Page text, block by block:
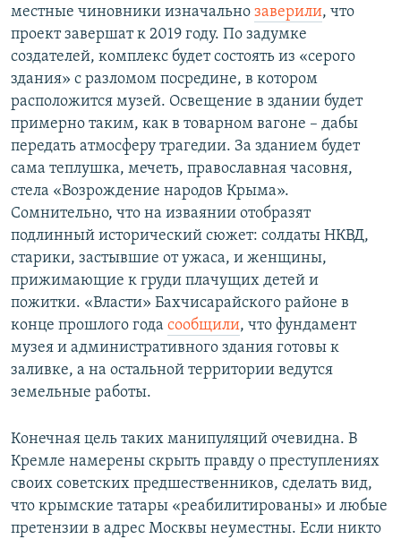
местные чиновники изначально заверили, что
проект завершат к 2019 году. По задумке
создателей, комплекс будет состоять из «серого
здания» с разломом посредине, в котором
расположится музей. Освещение в здании будет
примерно таким, как в товарном вагоне – дабы
передать атмосферу трагедии. За зданием будет
сама теплушка, мечеть, православная часовня,
стела «Возрождение народов Крыма».
Сомнительно, что на изваянии отобразят
подлинный исторический сюжет: солдаты НКВД,
старики, застывшие от ужаса, и женщины,
прижимающие к груди плачущих детей и
пожитки. «Власти» Бахчисарайского районе в
конце прошлого года сообщили, что фундамент
музея и административного здания готовы к
заливке, а на остальной территории ведутся
земельные работы.
Конечная цель таких манипуляций очевидна. В
Кремле намерены скрыть правду о преступлениях
своих советских предшественников, сделать вид,
что крымские татары «реабилитированы» и любые
претензии в адрес Москвы неуместны. Если никто